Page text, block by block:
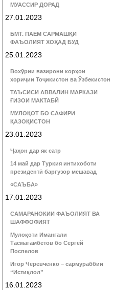
МУАССИР ДОРАД
27.01.2023
БМТ. ПАЁМ САРМАШҚИ
ФАЪОЛИЯТ ХОҲАД БУД
25.01.2023
Вохӯрии вазирони корҳои
хориҷии Тоҷикистон ва Ӯзбекистон
ТАЪСИСИ АВВАЛИН МАРКАЗИ
ҒИЗОИ МАКТАБӢ
МУЛОҚОТ БО САФИРИ
ҚАЗОҚИСТОН
23.01.2023
Ҷаҳон дар як сатр
14 май дар Туркия интихоботи
президентӣ баргузор мешавад
«САЪБА»
17.01.2023
САМАРАНОКИИ ФАЪОЛИЯТ ВА
ШАФФОФИЯТ
Мулоқоти Имангали
Тасмагамбетов бо Сергей
Поспелов
Игор Черевченко – сармураббии
“Истиқлол”
16.01.2023